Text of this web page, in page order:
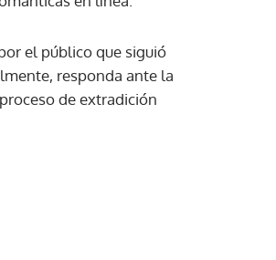
el público que siguió
responda ante la
de extradición